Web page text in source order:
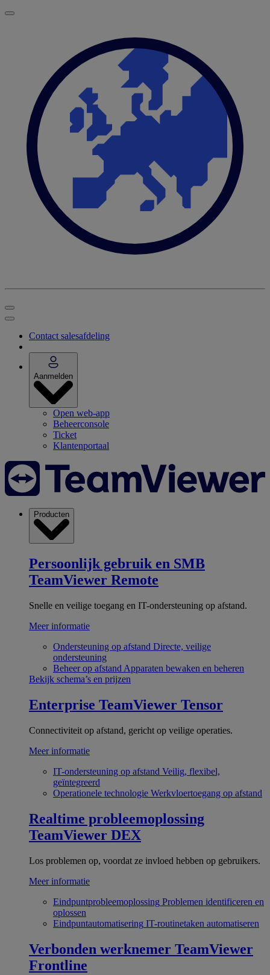
Contact salesafdeling
Aanmelden
Open web-app
Beheerconsole
Ticket
Klantenportaal
Producten
Persoonlijk gebruik en SMB
TeamViewer Remote
Snelle en veilige toegang en IT-ondersteuning op afstand.
Meer informatie
Ondersteuning op afstand Directe, veilige
ondersteuning
Beheer op afstand Apparaten bewaken en beheren
Bekijk schema’s en prijzen
Enterprise TeamViewer Tensor
Connectiviteit op afstand, gericht op veilige operaties.
Meer informatie
IT-ondersteuning op afstand Veilig, flexibel,
geïntegreerd
Operationele technologie Werkvloertoegang op afstand
Realtime probleemoplossing
TeamViewer DEX
Los problemen op, voordat ze invloed hebben op gebruikers.
Meer informatie
Eindpuntprobleemoplossing Problemen identificeren en
oplossen
Eindpuntautomatisering IT-routinetaken automatiseren
Verbonden werknemer TeamViewer
Frontline